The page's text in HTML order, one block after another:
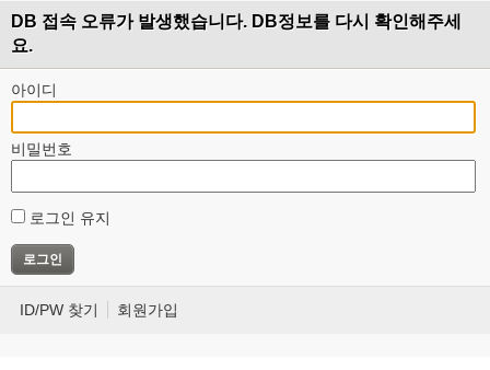
DB 접속 오류가 발생했습니다. DB정보를 다시 확인해주세
요.
아이디
비밀번호
로그인 유지
ID/PW 찾기 회원가입